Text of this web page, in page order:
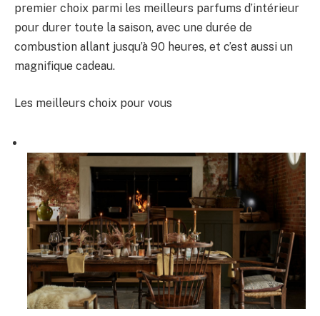
premier choix parmi les meilleurs parfums d’intérieur
pour durer toute la saison, avec une durée de
combustion allant jusqu’à 90 heures, et c’est aussi un
magnifique cadeau.
Les meilleurs choix pour vous